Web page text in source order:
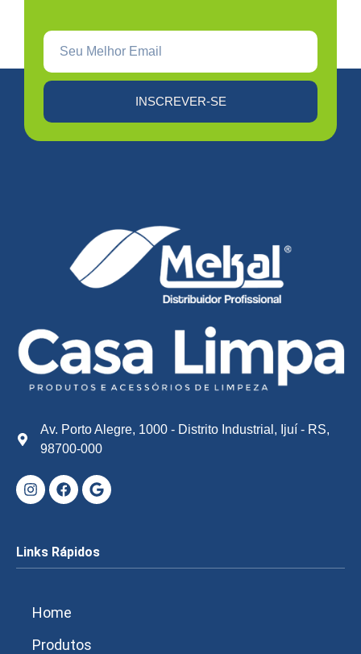
INSCREVER-SE
Av. Porto Alegre, 1000 - Distrito Industrial, Ijuí - RS,
98700-000
Links Rápidos
Home
Produtos